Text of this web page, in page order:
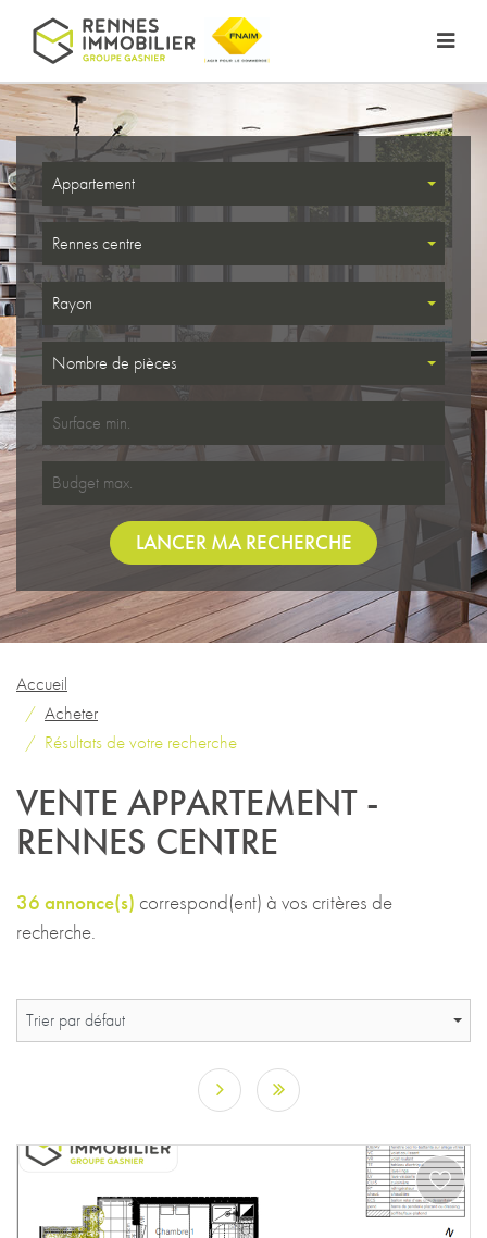
Appartement
Rennes centre
Rayon
Nombre de pièces
LANCER MA RECHERCHE
Accueil
Acheter
Résultats de votre recherche
VENTE APPARTEMENT -
RENNES CENTRE
36 annonce(s) correspond(ent) à vos critères de
recherche.
Trier par défaut